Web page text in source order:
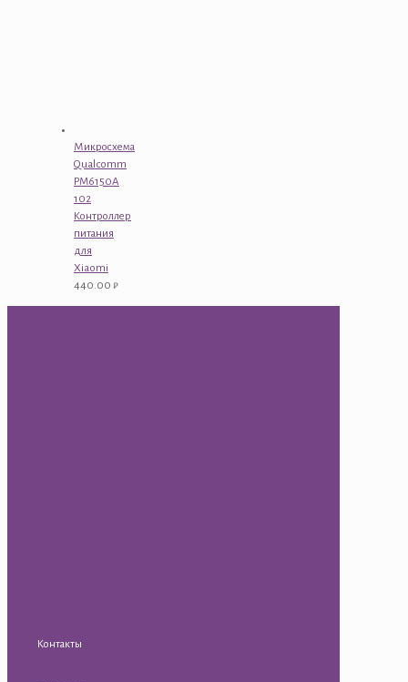
Микросхема
Qualcomm
PM6150A
102
Контроллер
питания
для
Xiaomi
440.00 ₽
Контакты